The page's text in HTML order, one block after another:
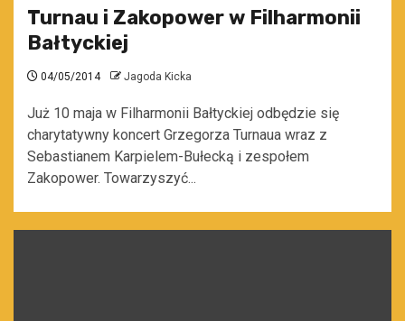
Turnau i Zakopower w Filharmonii
Bałtyckiej
04/05/2014 Jagoda Kicka
Już 10 maja w Filharmonii Bałtyckiej odbędzie się
charytatywny koncert Grzegorza Turnaua wraz z
Sebastianem Karpielem-Bułecką i zespołem
Zakopower. Towarzyszyć...